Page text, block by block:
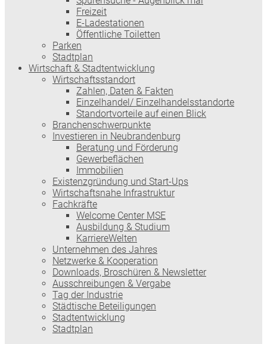
Freizeit
E-Ladestationen
Öffentliche Toiletten
Parken
Stadtplan
Wirtschaft & Stadtentwicklung
Wirtschaftsstandort
Zahlen, Daten & Fakten
Einzelhandel/ Einzelhandelsstandorte
Standortvorteile auf einen Blick
Branchenschwerpunkte
Investieren in Neubrandenburg
Beratung und Förderung
Gewerbeflächen
Immobilien
Existenzgründung und Start-Ups
Wirtschaftsnahe Infrastruktur
Fachkräfte
Welcome Center MSE
Ausbildung & Studium
KarriereWelten
Unternehmen des Jahres
Netzwerke & Kooperation
Downloads, Broschüren & Newsletter
Ausschreibungen & Vergabe
Tag der Industrie
Städtische Beteiligungen
Stadtentwicklung
Stadtplan